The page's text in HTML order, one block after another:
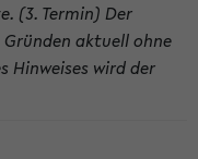
(3. Termin) Der
aktuell ohne
Hinweises wird der